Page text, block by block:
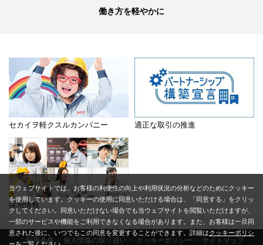
当ウェブサイトでは、お客様の利便性の向上や利用状況の分析などのためにクッキー
を使用しています。クッキーの使用に同意いただける場合は、「同意する」をクリッ
クしてください。同意いただけない場合でも当ウェブサイトを閲覧いただけますが、
一部のサービスや機能をご利用できなくなる場合があります。また、お客様は一旦同
意された後に、いつでもこの同意を変更することができます。詳細はクッキーポリシ
働き方を軽やかに
セカイヲ軽クスルカンパニー 適正な取引の推進
採用情報
ご利用条件 個人情報の取り扱い クッキーポリシー サイトマップ